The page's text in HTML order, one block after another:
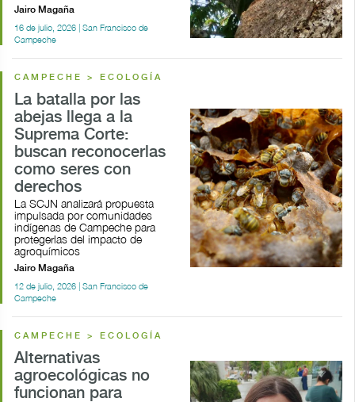
Jairo Magaña
16 de julio, 2026 | San Francisco de
Campeche
CAMPECHE > ECOLOGÍA
La batalla por las
abejas llega a la
Suprema Corte:
buscan reconocerlas
como seres con
derechos
La SCJN analizará propuesta
impulsada por comunidades
indígenas de Campeche para
protegerlas del impacto de
agroquímicos
Jairo Magaña
12 de julio, 2026 | San Francisco de
Campeche
CAMPECHE > ECOLOGÍA
Alternativas
agroecológicas no
funcionan para